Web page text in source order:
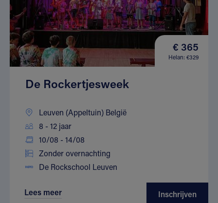
€ 365
Helan: €329
De Rockertjesweek
Leuven (Appeltuin) België
8 - 12 jaar
10/08 - 14/08
Zonder overnachting
De Rockschool Leuven
Lees meer Inschrijven